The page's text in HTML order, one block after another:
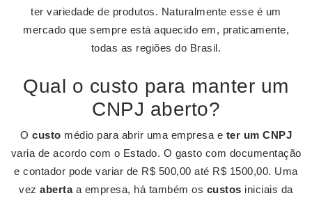
ter variedade de produtos. Naturalmente esse é um
mercado que sempre está aquecido em, praticamente,
todas as regiões do Brasil.
Qual o custo para manter um
CNPJ aberto?
O custo médio para abrir uma empresa e ter um CNPJ
varia de acordo com o Estado. O gasto com documentação
e contador pode variar de R$ 500,00 até R$ 1500,00. Uma
vezabertaa empresa, há também os custos iniciais da